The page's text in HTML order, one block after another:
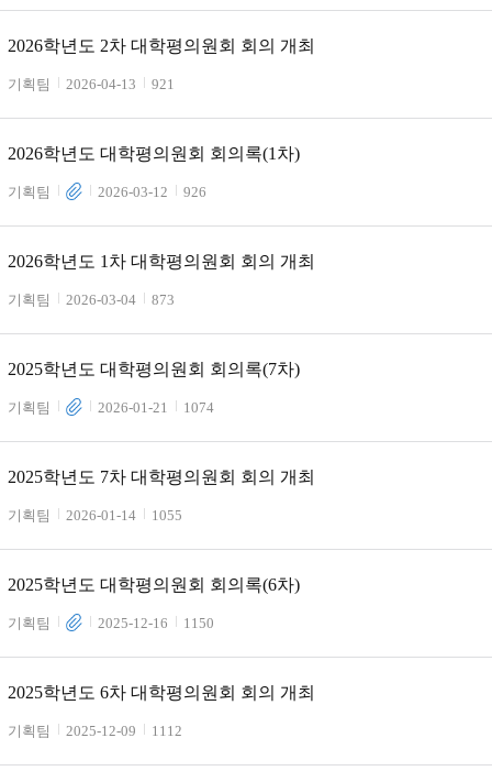
2026학년도 2차 대학평의원회 회의 개최
기획팀 2026-04-13 921
2026학년도 대학평의원회 회의록(1차)
기획팀 2026-03-12 926
2026학년도 1차 대학평의원회 회의 개최
기획팀 2026-03-04 873
2025학년도 대학평의원회 회의록(7차)
기획팀 2026-01-21 1074
2025학년도 7차 대학평의원회 회의 개최
기획팀 2026-01-14 1055
2025학년도 대학평의원회 회의록(6차)
기획팀 2025-12-16 1150
2025학년도 6차 대학평의원회 회의 개최
기획팀 2025-12-09 1112